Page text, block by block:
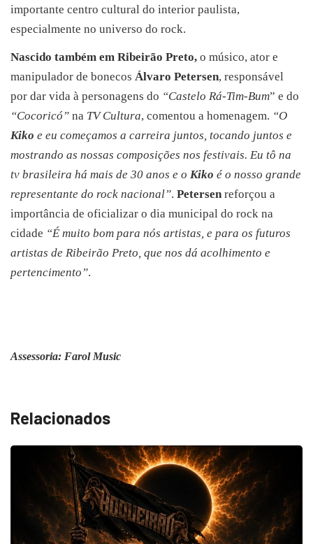
importante centro cultural do interior paulista,
especialmente no universo do rock.
Nascido também em Ribeirão Preto, o músico, ator e
manipulador de bonecos Álvaro Petersen, responsável
por dar vida à personagens do “Castelo Rá-Tim-Bum” e do
“Cocoricó” na TV Cultura, comentou a homenagem. “O
Kiko e eu começamos a carreira juntos, tocando juntos e
mostrando as nossas composições nos festivais. Eu tô na
tv brasileira há mais de 30 anos e o Kiko é o nosso grande
representante do rock nacional”. Petersenreforçou a
importância de oficializar o dia municipal do rock na
cidade “É muito bom para nós artistas, e para os futuros
artistas de Ribeirão Preto, que nos dá acolhimento e
pertencimento”.
Assessoria: Farol Music
Relacionados